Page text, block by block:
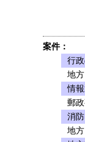
案件：
行
地
情
郵
消
地